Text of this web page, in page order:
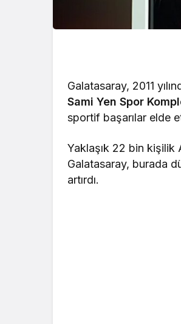
Galatasaray, 2011
Sami Yen Spor
sportif başarılar elde
Yaklaşık 22 bin kişilik
Galatasaray, burada
artırdı.